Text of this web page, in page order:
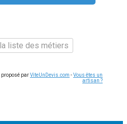
liste des métiers
proposé parViteUnDevis.com -Vous êtes un
artisan ?